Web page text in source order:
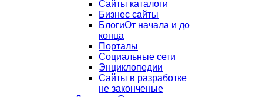
Сайты каталоги
Бизнес сайты
БлогиОт начала и до
конца
Порталы
Социальные сети
Энциклопедии
Сайты в разработке
не законченые